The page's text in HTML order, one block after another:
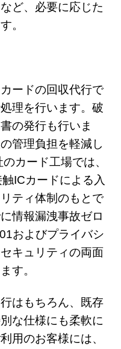
ど、必要に応じた
。
ードの回収代行で
理を行います。破
の発行も行いま
管理負担を軽減し
カード工場では、
ICカードによる入
ティ体制のもとで
情報漏洩事故ゼロ
およびプライバシ
キュリティの両面
す。
はもちろん、既存
な仕様にも柔軟に
用のお客様には、